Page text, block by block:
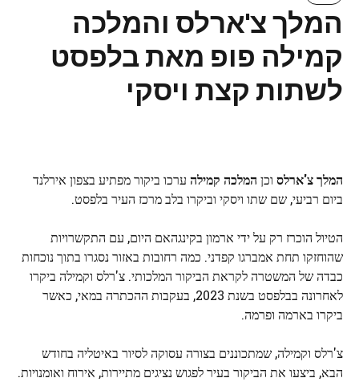
המלך צ'ארלס והמלכה
קמילה פופ מאת בלפסט
לשתות קצת ויסקי
המלך צ'ארלס וכן המלכה קמילה ערכו ביקור מפתיע בצפון אירלנד
ביום רביעי, שם שתו ויסקי וביקרו בלב מרכז העיר בלפסט.
הטיול הוכרז רק על ידי ארמון בקינגהאם היום, עם התקשרויות
שהוחזקו תחת אמברגו קפדני. כמה רחובות באזור נסגרו בתוך נוכחות
כבדה של המשטרה לקראת הביקור המלכותי. צ'רלס וקמילה ביקרו
לאחרונה בבלפסט בשנת 2023, בעקבות ההכתרה במאי, כאשר
ביקרו בארמה ופרמה.
צ'רלס וקמילה, שמתכוננים בצורה עסוקה לסיור באיטליה בחודש
הבא, ביצעו את הביקור בעיר לפגוש נציגים מתיירות, אירוח ואומנויות.